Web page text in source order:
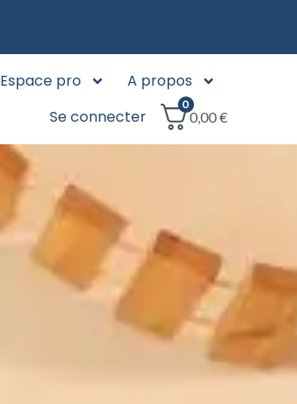
Espace pro
A propos
Se connecter
0
0,00€